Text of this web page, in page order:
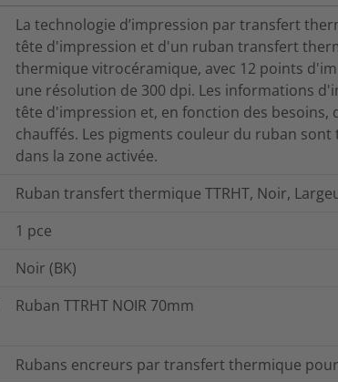
La technologie d’impression par transfert
tête d'impression et d'un ruban transfert
thermique vitrocéramique, avec 12 points
une résolution de 300 dpi. Les informations
tête d'impression et, en fonction des
chauffés. Les pigments couleur du ruban
dans la zone activée.
Ruban transfert thermique TTRHT, Noir,
1 pce
Noir (BK)
Ruban TTRHT NOIR 70mm
Rubans encreurs par transfert thermique